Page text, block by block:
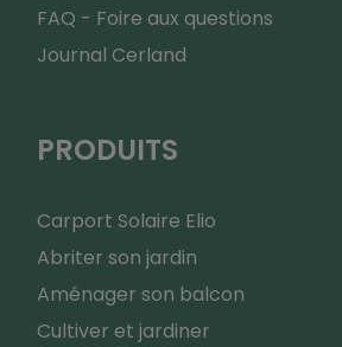
FAQ - Foire aux questions
Journal Cerland
PRODUITS
Carport Solaire Elio
Abriter son jardin
Aménager son balcon
Cultiver et jardiner